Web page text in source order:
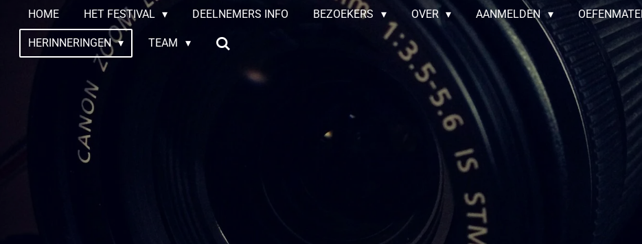
HOME HET FESTIVAL DEELNEMERS INFO BEZOEKERS OVER AANMELDEN
HERINNERINGEN TEAM